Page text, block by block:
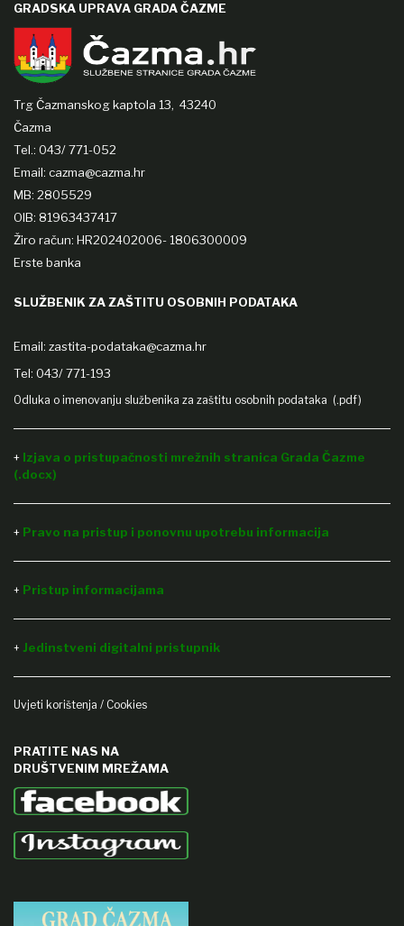
GRADSKA UPRAVA GRADA ČAZME
Trg Čazmanskog kaptola 13, 43240
Čazma
Tel.: 043/ 771-052
Email: cazma@cazma.hr
MB: 2805529
OIB: 81963437417
Žiro račun: HR202402006- 1806300009
Erste banka
SLUŽBENIK ZA ZAŠTITU OSOBNIH PODATAKA
Email: zastita-podataka@cazma.hr
Tel: 043/ 771-193
Odluka o imenovanju službenika za zaštitu osobnih podataka (.pdf)
+ Izjava o pristupačnosti mrežnih stranica Grada Čazme
(.docx)
+ Pravo na pristup i ponovnu upotrebu informacija
+ Pristup informacijama
+ Jedinstveni digitalni pristupnik
Uvjeti korištenja / Cookies
PRATITE NAS NA
DRUŠTVENIM MREŽAMA